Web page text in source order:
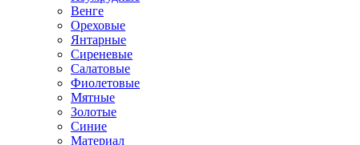
Венге
Ореховые
Янтарные
Сиреневые
Салатовые
Фиолетовые
Мятные
Золотые
Синие
Материал